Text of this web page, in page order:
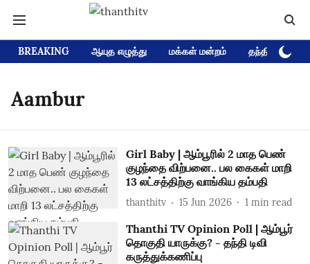
BREAKING ஆயுத எழுத்து மக்கள் மன்றம் தந்தி டிவி
Aambur
Girl Baby | ஆம்பூரில் 2 மாத பெண்
குழந்தை விற்பனை.. பல கைகள் மாறி
13 லட்சத்திற்கு வாங்கிய தம்பதி
thanthitv 15 Jun 2026 1 min read
Thanthi TV Opinion Poll | ஆம்பூர்
தொகுதி யாருக்கு? - தந்தி டிவி
கருத்துக்கணிப்பு